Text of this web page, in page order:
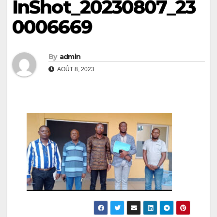
InShot_20230807_23
0006669
By admin
AOÛT 8, 2023